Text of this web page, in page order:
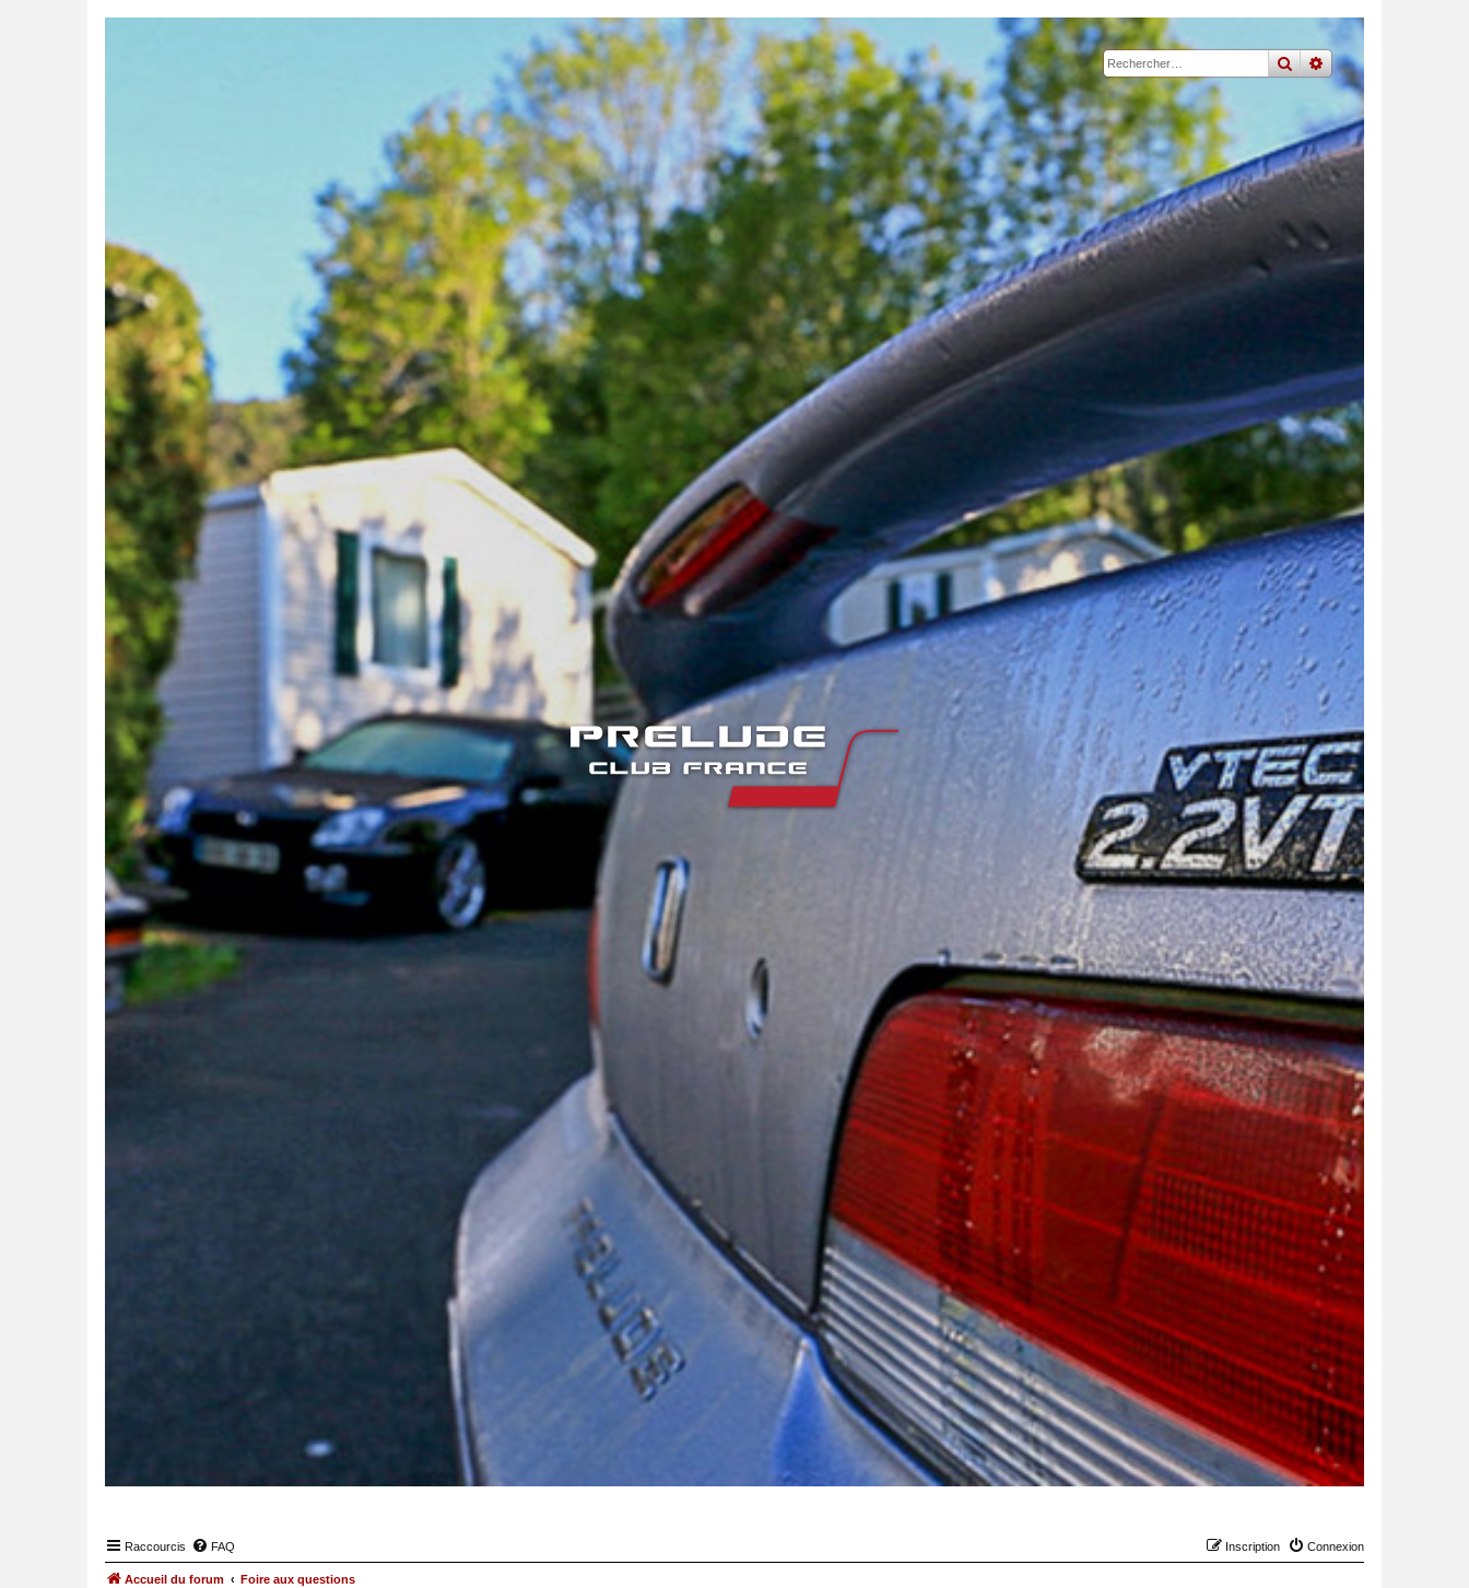
rechercher
recherche
Raccourcis FAQ Connexion
Inscription
Accueil du forum Foire aux questions